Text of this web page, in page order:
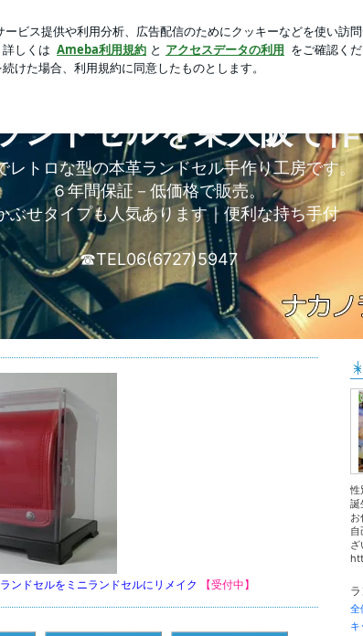
袋
ンドセルを東大阪で作
レトロな型の本革ランドセル手作り工房です。
６年間保証－低価格で販売。
ぶせタイプも人気あります｜便利な持ち手付
☎TEL06(6727)5947
ンドセルをミニランドセルにリメイク 【受付中】
性
誕
お
ざ
全